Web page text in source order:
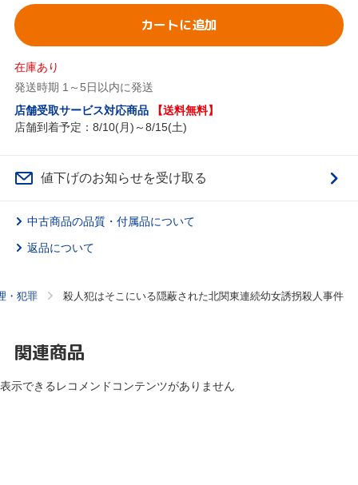
カートに追加
在庫あり
発送時期 1～5日以内に発送
店舗受取サービス対応商品
【送料無料】
店舗到着予定：8/10(月)～8/15(土)
値下げのお知らせを受け取る
中古商品の品質・付属品について
返品について
・犯罪 殺人犯はそこにいる隠蔽された北関東連続幼女誘拐殺人事件
関連商品
表示できるレコメンドコンテンツがありません